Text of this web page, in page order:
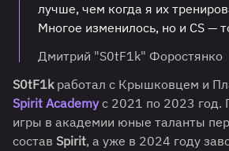
лучше, чем когда я их
Многое изменилось, но и CS —
Дмитрий "S0tF1k" Форостянко
S0tF1kработал с Крышковцем и
Spirit Academyс 2021 по 2023 год.
игры в академии юные таланты
состав Spirit, а уже в 2024 году